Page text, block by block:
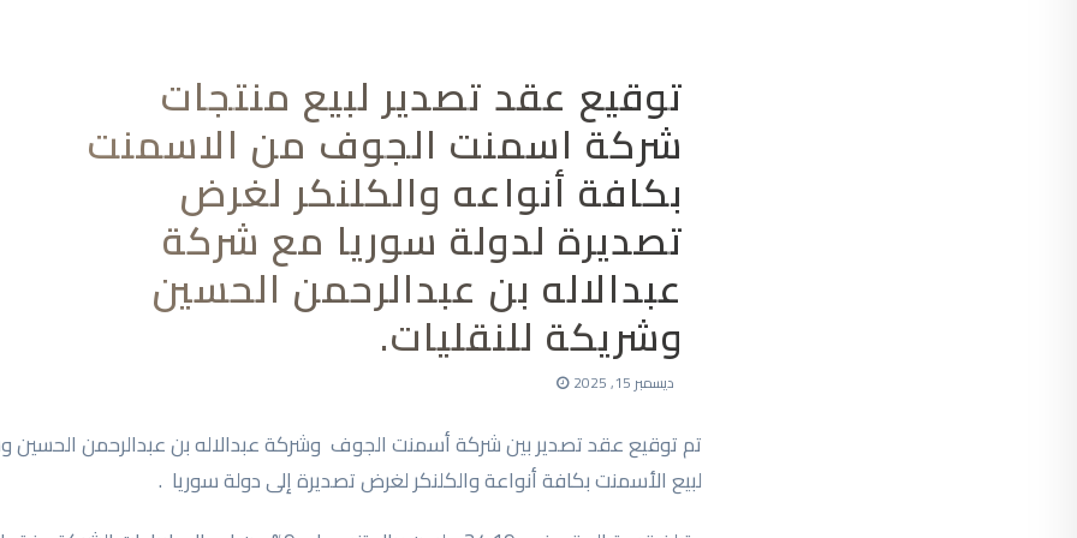
توقيع عقد تصدير لبيع منتجات
شركة اسمنت الجوف من الاسمنت
بكافة أنواعه والكلنكر لغرض
تصديرة لدولة سوريا مع شركة
عبدالاله بن عبدالرحمن الحسين
وشريكة للنقليات.
ديسمبر 15, 2025
تم توقيع عقد تصدير بين شركة أسمنت الجوف وشركة عبدالاله بن عبدالرحمن الحسين
لبيع الأسمنت بكافة أنواعة والكلنكر لغرض تصديرة إلى دولة سوريا .